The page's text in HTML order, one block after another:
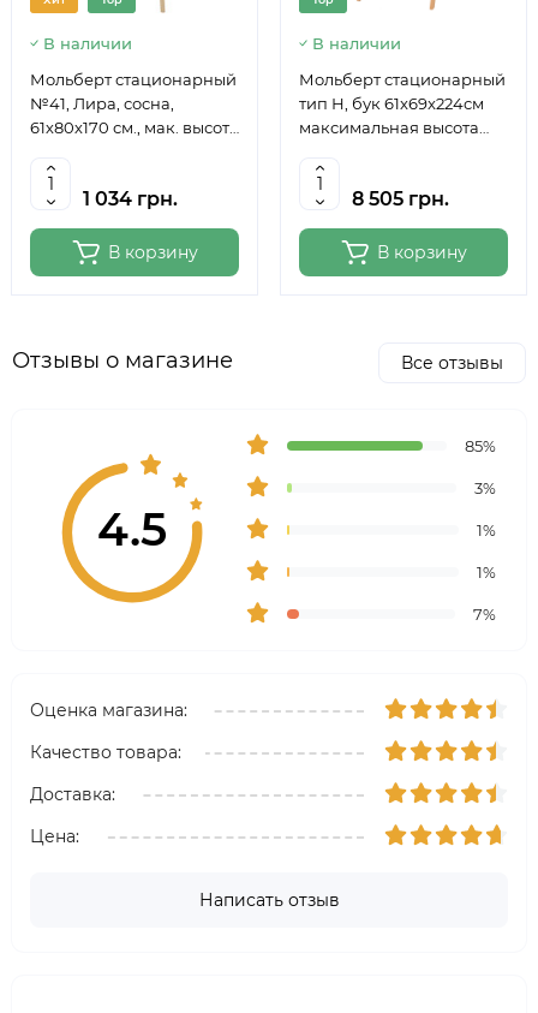
В наличии
Мольберт стационарный
№41, Лира, сосна,
61х80х170 см., мак. высота
Studio
1 034 грн.
В корзину
В наличии
Мольберт стационарный
тип Н, бук 61x69x224см
максимальная высота
6059
8 505 грн.
В корзину
Отзывы о магазине Все отзывы
4.5
85%
3%
1%
1%
7%
Оценка магазина:
Качество товара:
Доставка:
Цена:
Написать отзыв